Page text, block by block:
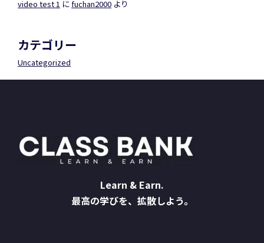
video test 1 にfuchan2000 より
カテゴリー
Uncategorized
Learn & Earn.
最高の学びを、拡散しよう。